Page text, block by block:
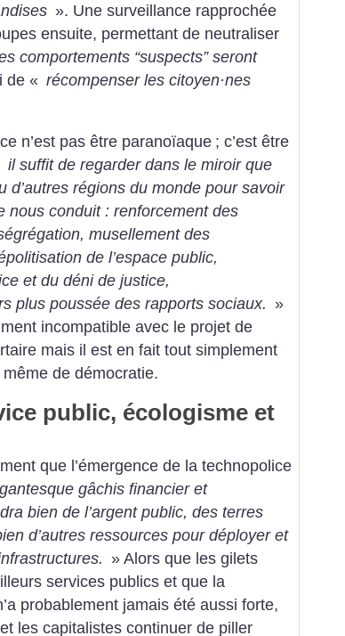
». Une surveillance rapprochée
ensuite, permettant de neutraliser
comportements “suspects” seront
de « récompenser les citoyen·nes
n’est pas être paranoïaque ; c’est être
il suffit de regarder dans le miroir que
d’autres régions du monde pour savoir
nous conduit : renforcement des
musellement des
de l’espace public,
et du déni de justice,
plus poussée des rapports sociaux. »
incompatible avec le projet de
mais il est en fait tout simplement
de démocratie.
public, écologisme et
que l’émergence de la technopolice
gâchis financier et
bien de l’argent public, des terres
d’autres ressources pour déployer et
» Alors que les gilets
services publics et que la
probablement jamais été aussi forte,
les capitalistes continuer de piller